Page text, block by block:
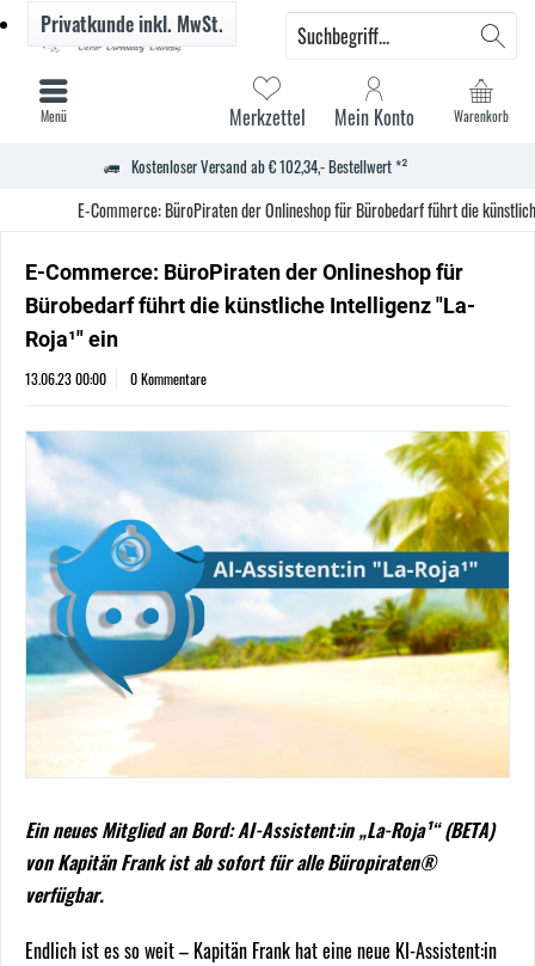
Kostenloser Versand ab € 102,34,- Bestellwert *²
Warenkorb
Merkzettel Mein Konto
Privatkundeinkl. MwSt.
Menü
E-Commerce: BüroPiraten der Onlineshop für Bürobedarf führt die
E-Commerce: BüroPiraten der Onlineshop für
Bürobedarf führt die künstliche Intelligenz "La-
Roja¹" ein
13.06.23 00:00 0 Kommentare
Ein neues Mitglied an Bord: AI-Assistent:in „La-Roja¹“ (BETA)
von Kapitän Frank ist ab sofort für alle Büropiraten®
verfügbar.
Endlich ist es so weit – Kapitän Frank hat eine neue KI-Assistent:in